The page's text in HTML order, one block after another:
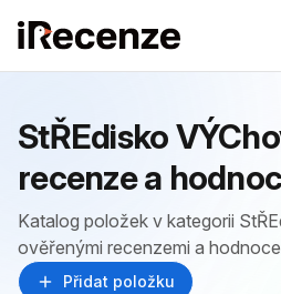
StŘEdisko
recenze a
Katalog položek v kategorii
ověřenými recenzemi a
Přidat položku